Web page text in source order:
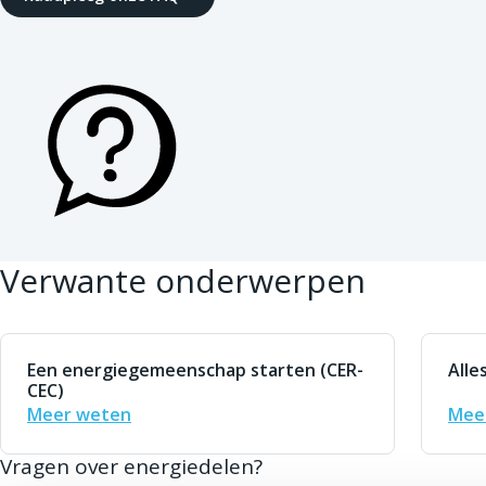
Verwante onderwerpen
Een energiegemeenschap starten (CER-
CEC)
Meer weten
Vragen over energiedelen?